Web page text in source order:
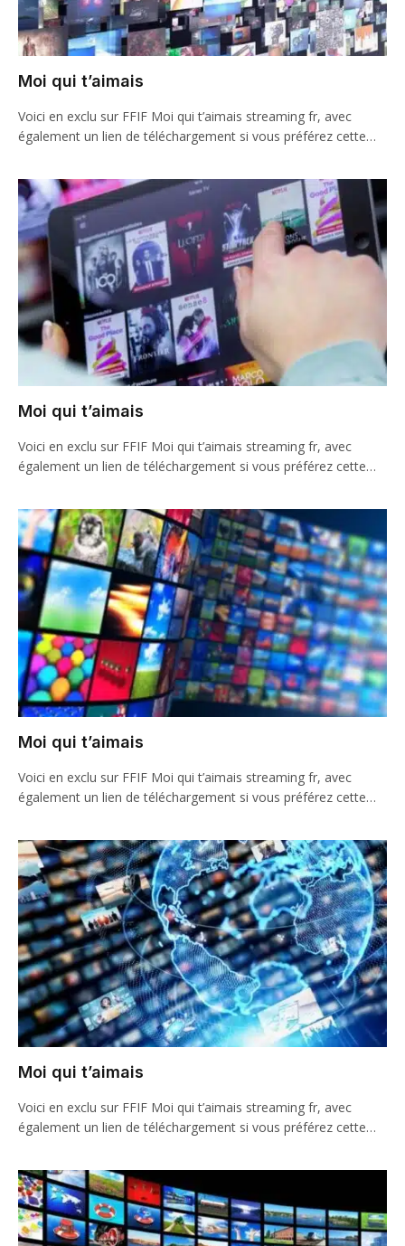
Moi qui t’aimais
Voici en exclu sur FFIF Moi qui t’aimais streaming fr, avec
également un lien de téléchargement si vous préférez cette…
Moi qui t’aimais
Voici en exclu sur FFIF Moi qui t’aimais streaming fr, avec
également un lien de téléchargement si vous préférez cette…
Moi qui t’aimais
Voici en exclu sur FFIF Moi qui t’aimais streaming fr, avec
également un lien de téléchargement si vous préférez cette…
Moi qui t’aimais
Voici en exclu sur FFIF Moi qui t’aimais streaming fr, avec
également un lien de téléchargement si vous préférez cette…